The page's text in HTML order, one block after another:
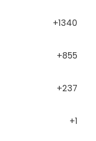
+1340
+855
+237
+1